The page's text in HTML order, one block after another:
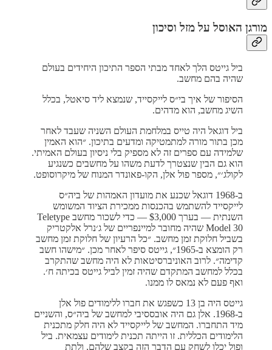
מורגן האוסל על מזל וסיכון
ביל גייטס הלך לאחד מבתי הספר התיכון היחידים בעולם
שהיה בהם מחשב.
הסיפור של איך בי״ס לייקסייד, שנמצא ליד סיאטל, בכלל
השיג מחשב, הוא מדהים.
ביל דוגאל היה טייס במלחמת העולם השניה שעבד לאחר
מכן בתור מורה למתמטיקה ומדעים בתיכון. ״הוא האמין
שלמידה עם ספרים זה לא מספיק בלי ניסיון בעולם האמיתי.
הוא גם הבין שנצטרך לדעת משהו על מחשבים כשנגיע
לקולג׳״, מספר פול אלן, הקו-פאונדר המנוח של מיקרוסופט.
ב-1968 דוגאל שכנע את מועדון האמהות של ביה״ס
לייקסייד להשתמש בהכנסות ממכירת הציוד המשומש
השנתית — בערך $3,000 — כדי לשכור מחשב Teletype
Model 30 שהיה מחובר למיינפריים של ג׳נרל אלקטריק
בשביל חלוקת זמן מחשב. ״כל הרעיון של חלוקת זמן מחשב
רק הומצא ב-1965״, גייטס סיפר לאחר מכן. ״מישהו חשב
קדימה״. לרוב האוניברסיטאות לא היה מחשב שהתקרב
בכלל למחשב המתקדם שהיה זמין לביל גייטס בכיתה ח׳.
ואף פעם לא נמאס לו ממנו.
גייטס היה בן 13 כשפגש את חברו ללימודים פול אלן
ב-1968. אלן גם היה אובססיבי למחשב של ביה״ס, והשניים
מיד התחברו. המחשב של לייקסייד לא היה חלק מתכנית
הלימודים הכללית. זו הייתה תכנית לימודים עצמאית. ביל
ופול יכלו לשחק עם הדבר הזה בקצב שלהם, ולתת